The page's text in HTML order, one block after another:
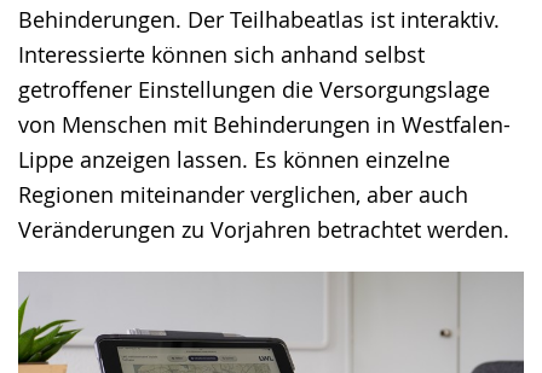
Behinderungen. Der Teilhabeatlas ist interaktiv.
Interessierte können sich anhand selbst
getroffener Einstellungen die Versorgungslage
von Menschen mit Behinderungen in Westfalen-
Lippe anzeigen lassen. Es können einzelne
Regionen miteinander verglichen, aber auch
Veränderungen zu Vorjahren betrachtet werden.